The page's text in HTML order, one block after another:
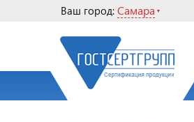
Ваш город: Самара